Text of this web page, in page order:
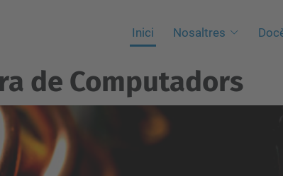
Inici Nosaltres
de Computadors